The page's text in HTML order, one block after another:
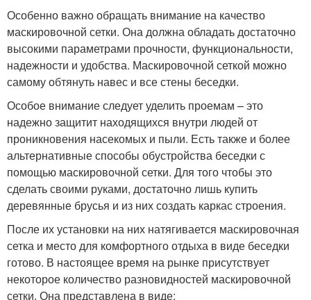
Особенно важно обращать внимание на качество
маскировочной сетки. Она должна обладать достаточно
высокими параметрами прочности, функциональности,
надежности и удобства. Маскировочной сеткой можно
самому обтянуть навес и все стены беседки.
Особое внимание следует уделить проемам – это
надежно защитит находящихся внутри людей от
проникновения насекомых и пыли. Есть также и более
альтернативные способы обустройства беседки с
помощью маскировочной сетки. Для того чтобы это
сделать своими руками, достаточно лишь купить
деревянные брусья и из них создать каркас строения.
После их установки на них натягивается маскировочная
сетка и место для комфортного отдыха в виде беседки
готово. В настоящее время на рынке присутствует
некоторое количество разновидностей маскировочной
сетки. Она представлена в виде: